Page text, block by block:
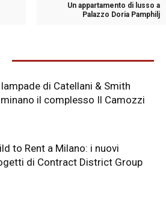
Un appartamento di lusso a
Palazzo Doria Pamphilj
lampade di Catellani & Smith
il complesso Il Camozzi
to Rent a Milano: i nuovi
di Contract District Group